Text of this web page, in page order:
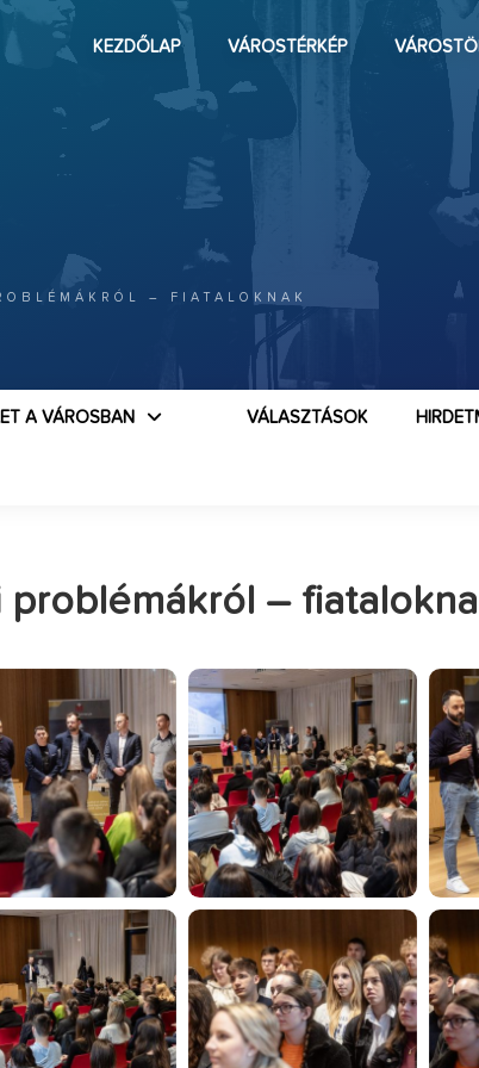
KEZDŐLAP VÁROSTÉRKÉP
– FIATALOKNAK
A VÁROSBAN VÁLASZTÁSOK
problémákról –